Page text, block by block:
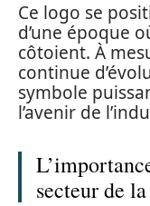
Ce logo se
d’une époque
côtoient. À
continue
symbole
l’avenir de
secteur de